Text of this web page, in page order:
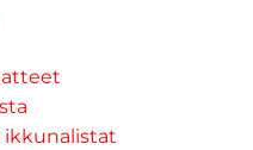
ikkunalistat